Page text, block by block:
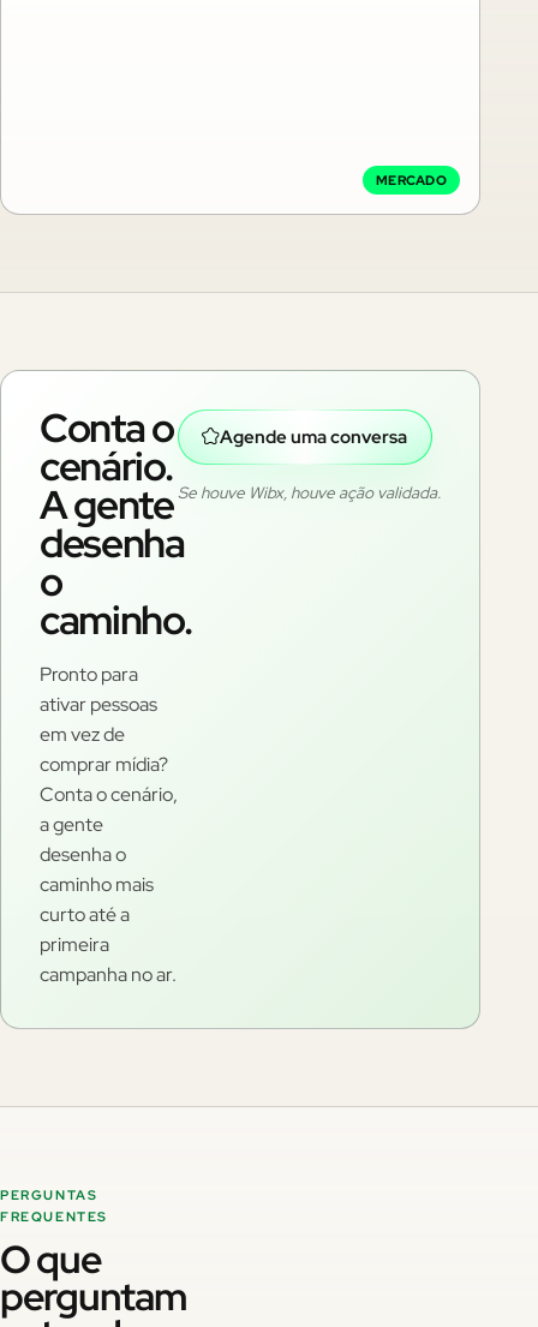
MERCADO
Conta o
cenário.
A gente
desenha
o
caminho.
Pronto para
ativar pessoas
em vez de
comprar mídia?
Conta o cenário,
a gente
desenha o
caminho mais
curto até a
primeira
campanha no ar.
Agende uma conversa
Se houve Wibx, houve ação validada.
PERGUNTAS
FREQUENTES
O que
perguntam